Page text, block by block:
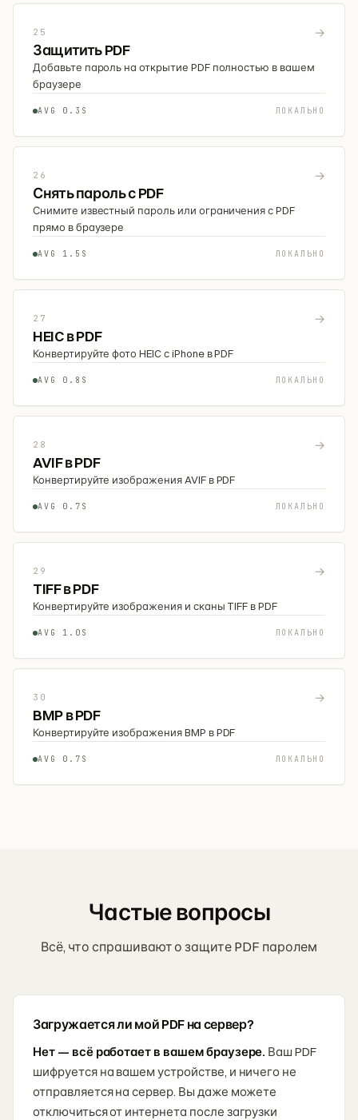
25 →
Защитить PDF
Добавьте пароль на открытие PDF полностью в вашем
браузере
AVG 0.3S ЛОКАЛЬНО
26 →
Снять пароль с PDF
Снимите известный пароль или ограничения с PDF
прямо в браузере
AVG 1.5S ЛОКАЛЬНО
27 →
HEIC в PDF
Конвертируйте фото HEIC с iPhone в PDF
AVG 0.8S ЛОКАЛЬНО
28 →
AVIF в PDF
Конвертируйте изображения AVIF в PDF
AVG 0.7S ЛОКАЛЬНО
29 →
TIFF в PDF
Конвертируйте изображения и сканы TIFF в PDF
AVG 1.0S ЛОКАЛЬНО
30 →
BMP в PDF
Конвертируйте изображения BMP в PDF
AVG 0.7S ЛОКАЛЬНО
Частые вопросы
Всё, что спрашивают о защите PDF паролем
Загружается ли мой PDF на сервер?
Нет — всё работает в вашем браузере. Ваш PDF
шифруется на вашем устройстве, и ничего не
отправляется на сервер. Вы даже можете
отключиться от интернета после загрузки